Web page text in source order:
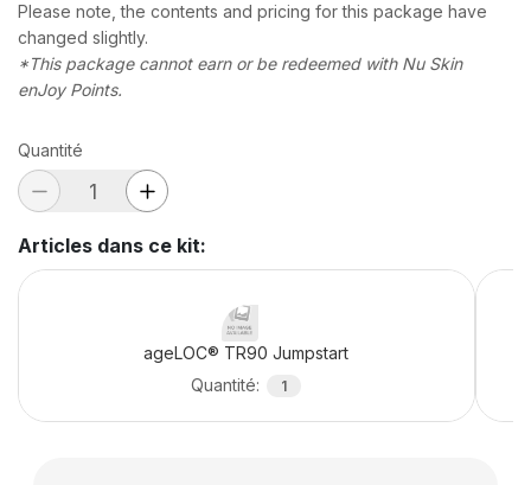
Please note, the contents and pricing for this package have
changed slightly.
*This package cannot earn or be redeemed with Nu Skin
enJoy Points.
Quantité
Articles dans ce kit:
ageLOC® TR90 Jumpstart
Quantité: 1